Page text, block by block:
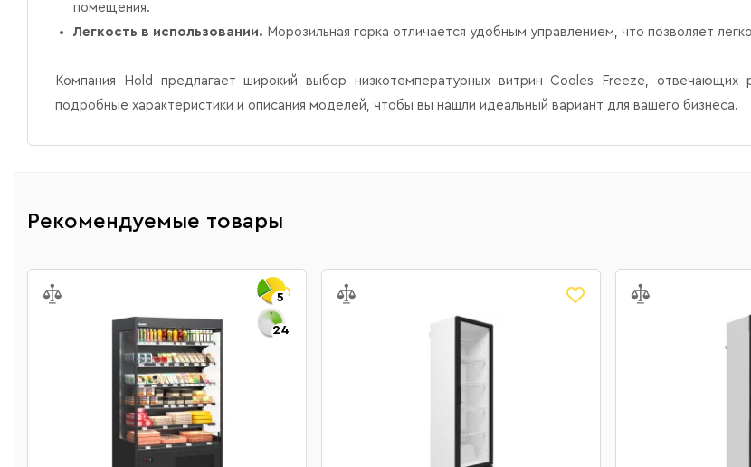
помещения.
Легкость в использовании. Морозильная горка отличается удобным управлением, что позволяет
Компания Hold предлагает широкий выбор низкотемпературных витрин Cooles Freeze,
подробные характеристики и описания моделей, чтобы вы нашли идеальный вариант для вашего бизнеса.
Рекомендуемые товары
5
24